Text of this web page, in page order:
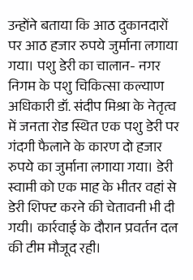
उन्होंने बताया कि आठ दुकानदारों
पर आठ हजार रुपये जुर्माना लगाया
गया। पशु डेरी का चालान- नगर
निगम के पशु चिकित्सा कल्याण
अधिकारी डॉ. संदीप मिश्रा के नेतृत्व
में जनता रोड स्थित एक पशु डेरी पर
गंदगी फैलाने के कारण दो हजार
रुपये का जुर्माना लगाया गया। डेरी
स्वामी को एक माह के भीतर वहां से
डेरी शिफ्ट करने की चेतावनी भी दी
गयी। कार्रवाई के दौरान प्रवर्तन दल
की टीम मौजूद रही।